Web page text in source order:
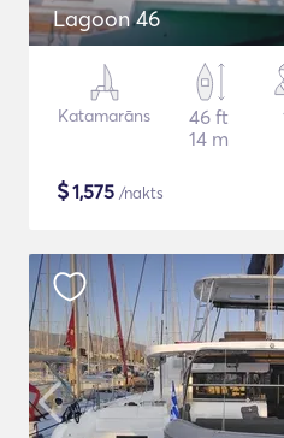
Lagoon 46
Katamarāns
46 ft
14 m
$1,575 /nakts